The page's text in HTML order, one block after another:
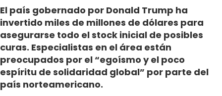
El país gobernado por Donald Trump ha
invertido miles de millones de dólares para
asegurarse todo el stock inicial de posibles
curas. Especialistas en el área están
preocupados por el “egoísmo y el poco
espíritu de solidaridad global” por parte del
país norteamericano.